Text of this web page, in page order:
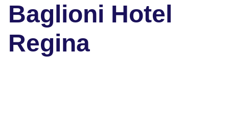
Baglioni Hotel
Regina